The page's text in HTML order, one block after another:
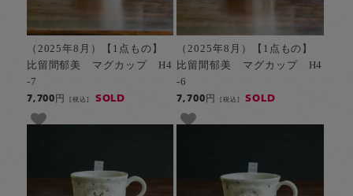
（2025年8月）【1点もの】
比留間郁美 マグカップ H4
-7
7,700円[税込] SOLD
（2025年8月）【1点もの】
比留間郁美 マグカップ H4
-6
7,700円 [税込] SOLD